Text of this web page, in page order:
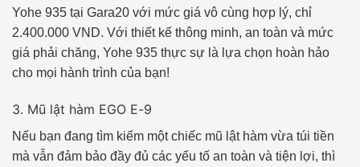
Yohe 935 tại Gara20 với mức giá vô cùng hợp lý, chỉ
2.400.000 VND. Với thiết kế thông minh, an toàn và mức
giá phải chăng, Yohe 935 thực sự là lựa chọn hoàn hảo
cho mọi hành trình của bạn!
3. Mũ lật hàm EGO E-9
Nếu bạn đang tìm kiếm một chiếc mũ lật hàm vừa túi tiền
mà vẫn đảm bảo đầy đủ các yếu tố an toàn và tiện lợi, thì